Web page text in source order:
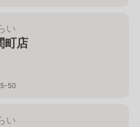
い
町店
50
い